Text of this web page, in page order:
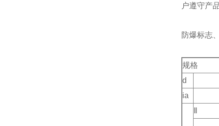
户遵守产
防爆标志
规格
d
ia